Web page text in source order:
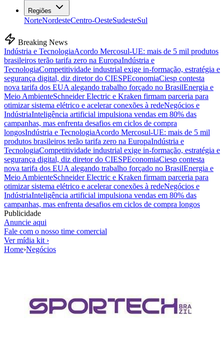
Regiões
NorteNordesteCentro-OesteSudesteSul
Breaking News
Indústria e TecnologiaAcordo Mercosul-UE: mais de 5 mil produtos
brasileiros terão tarifa zero na EuropaIndústria e
TecnologiaCompetitividade industrial exige in-formação, estratégia e
segurança digital, diz diretor do CIESPEconomiaCiesp contesta
nova tarifa dos EUA alegando trabalho forçado no BrasilEnergia e
Meio AmbienteSchneider Electric e Kraken firmam parceria para
otimizar sistema elétrico e acelerar conexões à redeNegócios e
IndústriaInteligência artificial impulsiona vendas em 80% das
campanhas, mas enfrenta desafios em ciclos de compra
longosIndústria e TecnologiaAcordo Mercosul-UE: mais de 5 mil
produtos brasileiros terão tarifa zero na EuropaIndústria e
TecnologiaCompetitividade industrial exige in-formação, estratégia e
segurança digital, diz diretor do CIESPEconomiaCiesp contesta
nova tarifa dos EUA alegando trabalho forçado no BrasilEnergia e
Meio AmbienteSchneider Electric e Kraken firmam parceria para
otimizar sistema elétrico e acelerar conexões à redeNegócios e
IndústriaInteligência artificial impulsiona vendas em 80% das
campanhas, mas enfrenta desafios em ciclos de compra longos
Publicidade
Anuncie aqui
Fale com o nosso time comercial
Ver mídia kit ›
Home›Negócios